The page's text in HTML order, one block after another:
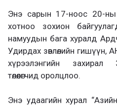
Энэ сарын 17-ноос 20-ны
хотноо зохион
намуудын бага хуралд
Удирдах зөвлөлийн гишүүн,
хүрээлэнгийн захирал
төлөөлөгчид оролцлоо.
Энэ удаагийн хурал